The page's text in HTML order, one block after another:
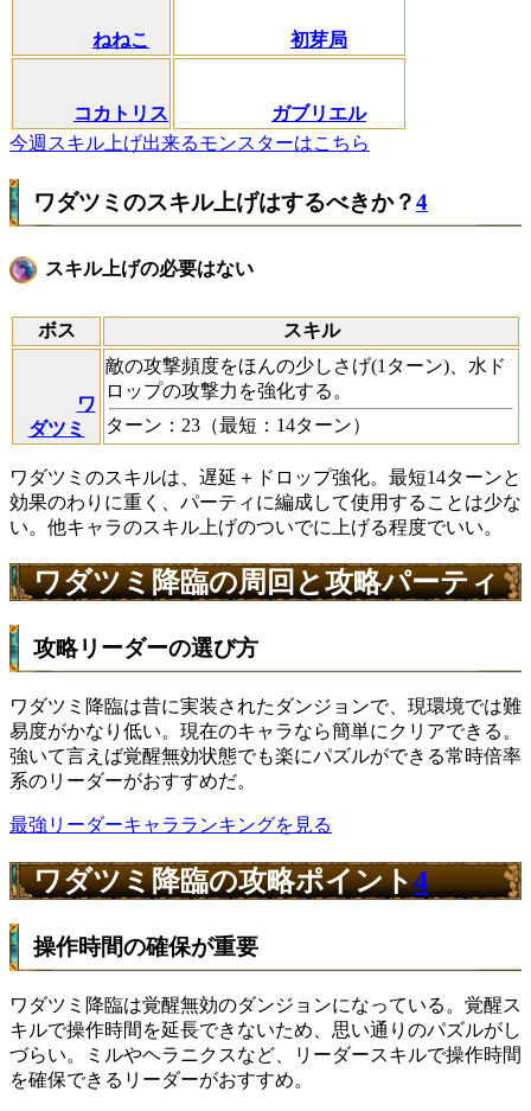
ねねこ 初芽局
コカトリス
ガブリエル
今週スキル上げ出来るモンスターはこちら
ワダツミのスキル上げはするべきか？4
スキル上げの必要はない
ボス スキル
ワ
ダツミ
敵の攻撃頻度をほんの少しさげ(1ターン)、水ド
ロップの攻撃力を強化する。
ターン：23（最短：14ターン）
ワダツミのスキルは、遅延＋ドロップ強化。最短14ターンと
効果のわりに重く、パーティに編成して使用することは少な
い。他キャラのスキル上げのついでに上げる程度でいい。
ワダツミ降臨の周回と攻略パーティ
攻略リーダーの選び方
ワダツミ降臨は昔に実装されたダンジョンで、現環境では難
易度がかなり低い。現在のキャラなら簡単にクリアできる。
強いて言えば覚醒無効状態でも楽にパズルができる常時倍率
系のリーダーがおすすめだ。
最強リーダーキャラランキングを見る
ワダツミ降臨の攻略ポイント4
操作時間の確保が重要
ワダツミ降臨は覚醒無効のダンジョンになっている。覚醒ス
キルで操作時間を延長できないため、思い通りのパズルがし
づらい。ミルやヘラニクスなど、リーダースキルで操作時間
を確保できるリーダーがおすすめ。